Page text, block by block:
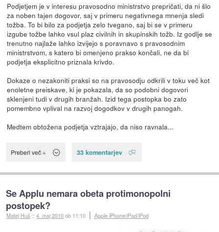
Podjetjem je v interesu pravosodno ministrstvo prepričati, da ni šlo
za noben tajen dogovor, saj v primeru negativnega mnenja sledi
tožba. To bi bilo za podjetja zelo tvegano, saj bi se v primeru
izgube tožbe lahko vsul plaz civilnih in skupinskih tožb. Iz godlje se
trenutno najlaže lahko izvijejo s poravnavo s pravosodnim
ministrstvom, s katero bi omenjeno prakso končali, ne da bi
podjetja eksplicitno priznala krivdo.
Dokaze o nezakoniti praksi so na pravosodju odkrili v toku več kot
enoletne preiskave, ki je pokazala, da so podobni dogovori
sklenjeni tudi v drugih branžah. Izid tega postopka bo zato
pomembno vplival na razvoj dogodkov v drugih panogah.
Medtem obtožena podjetja vztrajajo, da niso ravnala...
Preberi več » 33 komentarjev
Se Applu nemara obeta protimonopolni
postopek?
Matej Huš ::4. maj 2010ob 11:10 Apple iPhone/iPad/iPod